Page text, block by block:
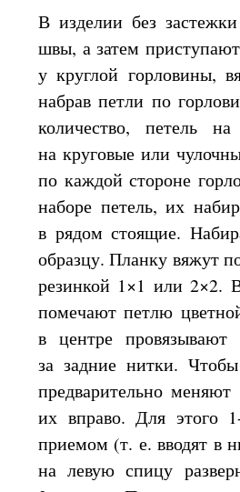
В изделии без
швы, а затем приступают
у круглой горловины,
набрав петли по
количество, петельна
на круговые или
по каждой стороне
наборе петель,их
в рядом стоящие.
образцу. Планку вяжут
резинкой 1×1 или 2×2.
помечают петлю
в центре провязывают
за задние нитки.
предварительно
их вправо. Для этого1-
приемом (т. е. вводят в
на левую спицу